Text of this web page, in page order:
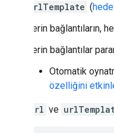
urlTemplate (
Derin
Derin bağlantılar
Otomatik
özelliğini
url ve